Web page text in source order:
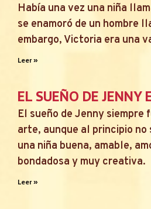
Había una vez una niña
se enamoró de un hombre
embargo, Victoria era una
Leer »
EL SUEÑO DE JENNY
El sueño de Jenny siempre
arte, aunque al principio no
una niña buena, amable,
bondadosa y muy creativa.
Leer »